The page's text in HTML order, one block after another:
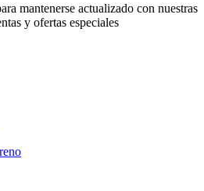
mantenerse actualizado con nuestras
y ofertas especiales